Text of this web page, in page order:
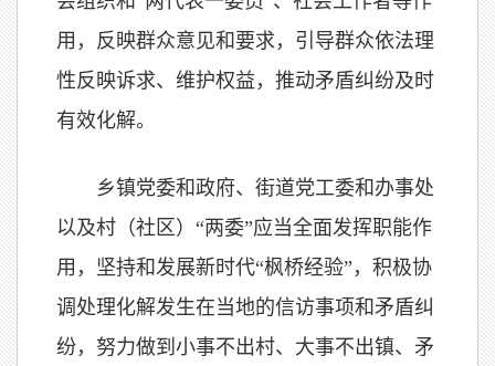
用，反映群众意见和要求，引导群众依法理
性反映诉求、维护权益，推动矛盾纠纷及时
有效化解。
乡镇党委和政府、街道党工委和办事处
以及村（社区）“两委”应当全面发挥职能作
用，坚持和发展新时代“枫桥经验”，积极协
调处理化解发生在当地的信访事项和矛盾纠
纷，努力做到小事不出村、大事不出镇、矛